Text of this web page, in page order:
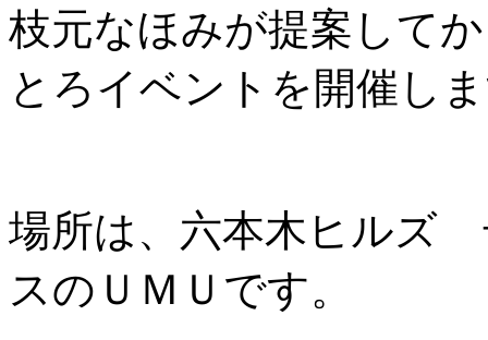
枝元なほみが提案して
とろイベントを開催し
場所は、六本木ヒルズ
スのＵＭＵです。